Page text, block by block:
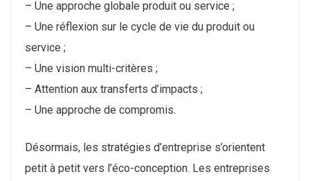
– Une approche globale produit ou service ;
– Une réflexion sur le cycle de vie du produit ou
service ;
– Une vision multi-critères ;
– Attention aux transferts d’impacts ;
– Une approche de compromis.
Désormais, les stratégies d’entreprise s’orientent
petit à petit vers l’éco-conception. Les entreprises